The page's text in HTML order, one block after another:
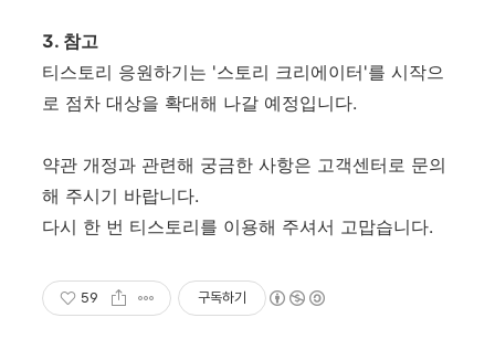
3. 참고
티스토리 응원하기는 '스토리 크리에이터'를 시작으
로 점차 대상을 확대해 나갈 예정입니다.
약관 개정과 관련해 궁금한 사항은 고객센터로 문의
해 주시기 바랍니다.
다시 한 번 티스토리를 이용해 주셔서 고맙습니다.
59 구독하기